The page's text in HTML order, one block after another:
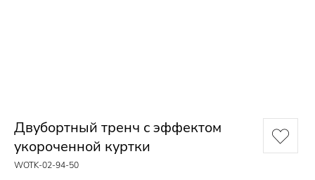
Двубортный тренч с эффектом
укороченной куртки
WOTK-02-94-50